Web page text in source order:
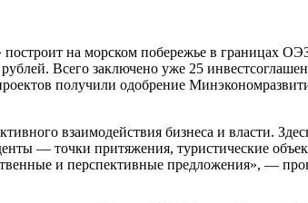
на морском побережье в границах
Всего заключено уже 25
получили одобрение
взаимодействия бизнеса и власти.
— точки притяжения, туристические
и перспективные предложения», —